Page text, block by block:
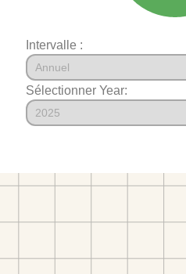
Intervalle :
Sélectionner Year: